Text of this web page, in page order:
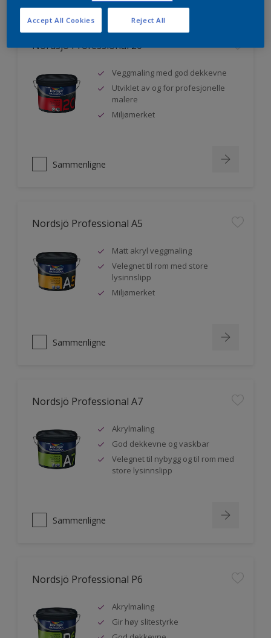
Nordsjö Professional 20
Veggmaling med god dekkevne
Utviklet av og for profesjonelle
malere
Miljømerket
Sammenligne
Nordsjö Professional A5
Matt akryl veggmaling
Velegnet til rom med store
lysinnslipp
Miljømerket
Sammenligne
Nordsjö Professional A7
Akrylmaling
God dekkevne og vaskbar
Velegnet til nybygg og til rom med
store lysinnslipp
Sammenligne
Nordsjö Professional P6
Akrylmaling
Gir høy slitestyrke
Reject All
Accept All Cookies